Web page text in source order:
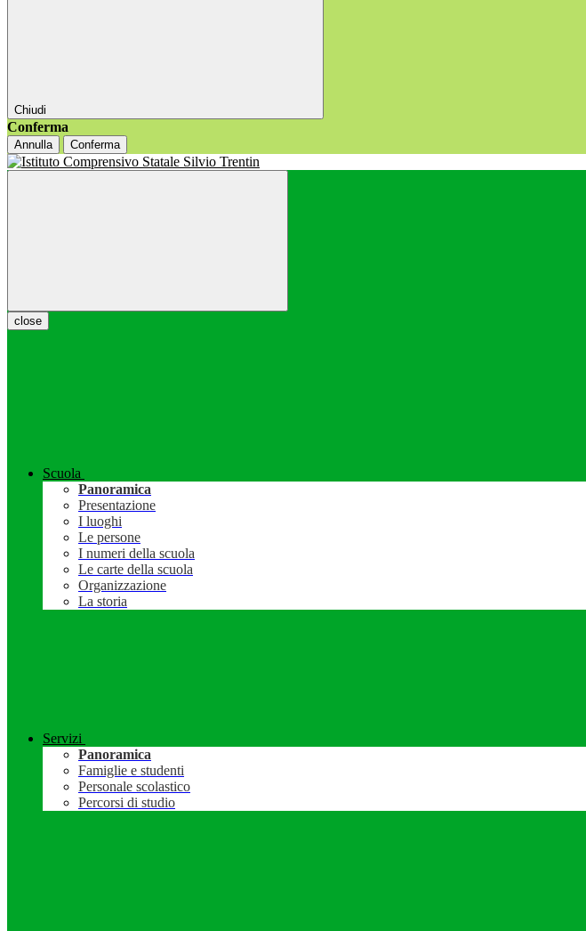
Chiudi
Conferma
Annulla Conferma
close
Scuola
Panoramica
Presentazione
I luoghi
Le persone
I numeri della scuola
Le carte della scuola
Organizzazione
La storia
Servizi
Panoramica
Famiglie e studenti
Personale scolastico
Percorsi di studio